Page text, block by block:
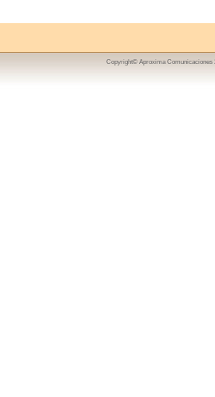
Copyright© Aproxima Comunicaciones